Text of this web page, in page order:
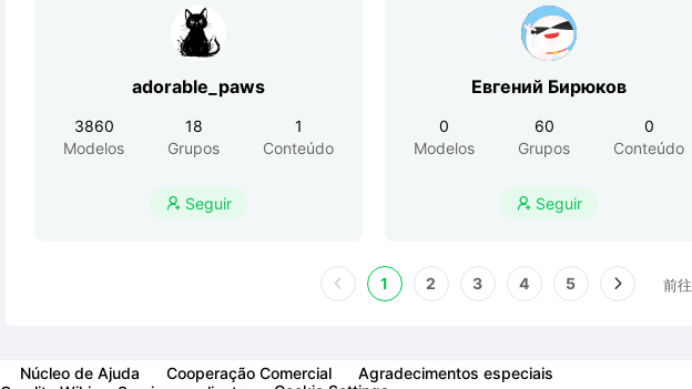
adorable_paws
3860
Modelos
18
Grupos
1
Conteúdo
 Seguir
Евгений Бирюков
0
Modelos
60
Grupos
0
Conteúdo
 Seguir
1 2 3 4 5 前往
Núcleo de Ajuda Cooperação Comercial
Agradecimentos especiais